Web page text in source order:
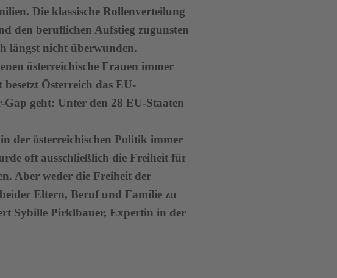
Die klassische Rollenverteilung
den beruflichen Aufstieg zugunsten
längst nicht überwunden.
österreichische Frauen immer
Österreich das EU-
Gap geht: Unter den 28 EU-Staaten
der österreichischen Politik immer
oft ausschließlich die Freiheit für
Aber weder die Freiheit der
Eltern, Beruf und Familie zu
Sybille Pirklbauer, Expertin in der